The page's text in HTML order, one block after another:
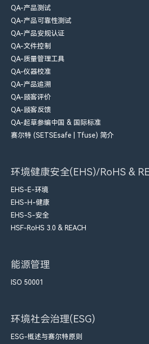
QA-产品测试
QA-产品可靠性测试
QA-产品安规认证
QA-文件控制
QA-质量管理工具
QA-仪器校准
QA-产品追溯
QA-顾客评价
QA-顾客反馈
QA-起草参编中国 & 国际标准
赛尔特 (SETSEsafe | Tfuse) 简介
环境健康安全(EHS)/RoHS &
EHS-E-环境
EHS-H-健康
EHS-S-安全
HSF-RoHS 3.0 & REACH
能源管理
ISO 50001
环境社会治理(ESG)
ESG-概述与赛尔特原则